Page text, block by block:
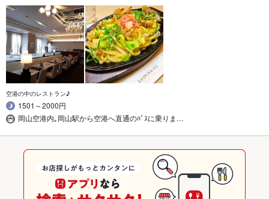
空港の中のレストラン♪
1501～2000円
岡山空港内｡岡山駅から空港へ直通のﾊﾞｽに乗りま…